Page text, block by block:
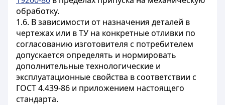
обработку.
1.6. В зависимости от назначения деталей в
чертежах или в ТУ на конкретные отливки по
согласованию изготовителя с потребителем
допускается определять и нормировать
дополнительные технологические и
эксплуатационные свойства в соответствии с
ГОСТ 4.439-86 и приложением настоящего
стандарта.